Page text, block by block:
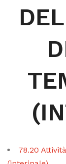
78.20